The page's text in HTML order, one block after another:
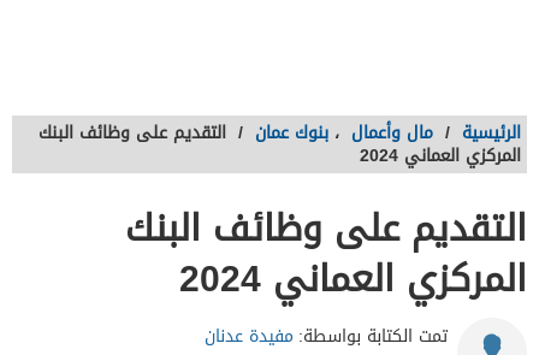
الرئيسية / مال وأعمال ، بنوك عمان / التقديم على وظائف البنك
المركزي العماني 2024
التقديم على وظائف البنك
المركزي العماني 2024
تمت الكتابة بواسطة: مفيدة عدنان